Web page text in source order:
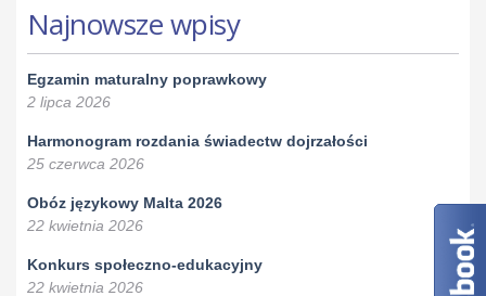
Najnowsze wpisy
Egzamin maturalny poprawkowy
2 lipca 2026
Harmonogram rozdania świadectw dojrzałości
25 czerwca 2026
Obóz językowy Malta 2026
22 kwietnia 2026
Konkurs społeczno-edukacyjny
22 kwietnia 2026